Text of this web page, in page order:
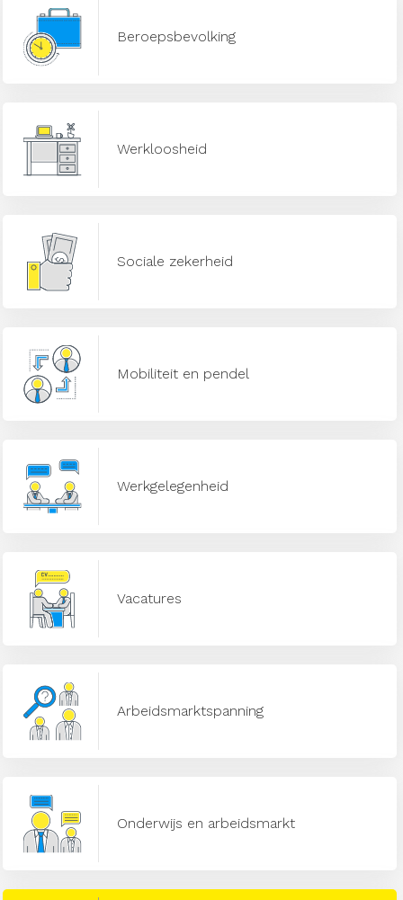
Beroepsbevolking
Werkloosheid
Sociale zekerheid
Mobiliteit en pendel
Werkgelegenheid
Vacatures
Arbeidsmarktspanning
Onderwijs en arbeidsmarkt